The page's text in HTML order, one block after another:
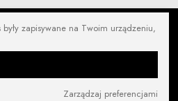
zapisywane na Twoim urządzeniu,
Zarządzaj preferencjami